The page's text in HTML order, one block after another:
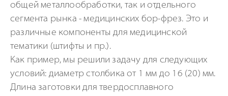
общей металлообработки, так и отдельного
сегмента рынка - медицинских бор-фрез. Это и
различные компоненты для медицинской
тематики (штифты и пр.).
Как пример, мы решили задачу для следующих
условий: диаметр столбика от 1 мм до 16 (20) мм.
Длина заготовки для твердосплавного